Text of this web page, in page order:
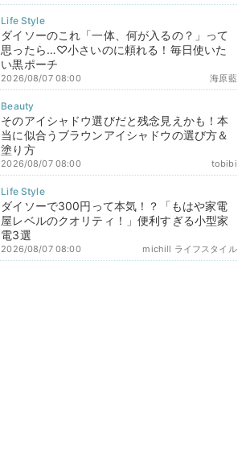
ダイソーのこれ「一体、何が入るの？」って
思ったら…♡小さいのに頼れる！毎日使いた
い黒ポーチ
海原藍
2026/08/07 08:00
そのアイシャドウ選びだと残念見えかも！本
当に似合うブラウンアイシャドウの選び方＆
塗り方
tobibi
2026/08/07 08:00
ダイソーで300円って本気！？「もはや家電
屋レベルのクオリティ！」便利すぎる小型家
電3選
michill ライフスタイル
2026/08/07 08:00